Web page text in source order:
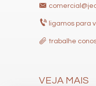
ligamos para
trabalhe
VEJA MAIS